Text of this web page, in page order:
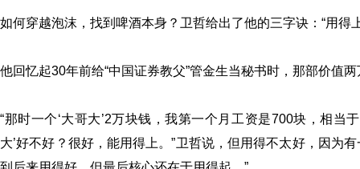
如何穿越泡沫，找到啤酒本身？卫哲给出了他的三字诀：“用得
他回忆起30年前给“中国证券教父”管金生当秘书时，那部价值两
“那时一个‘大哥大’2万块钱，我第一个月工资是700块，相
大’好不好？很好，能用得上。”卫哲说，但用得不太好，因为